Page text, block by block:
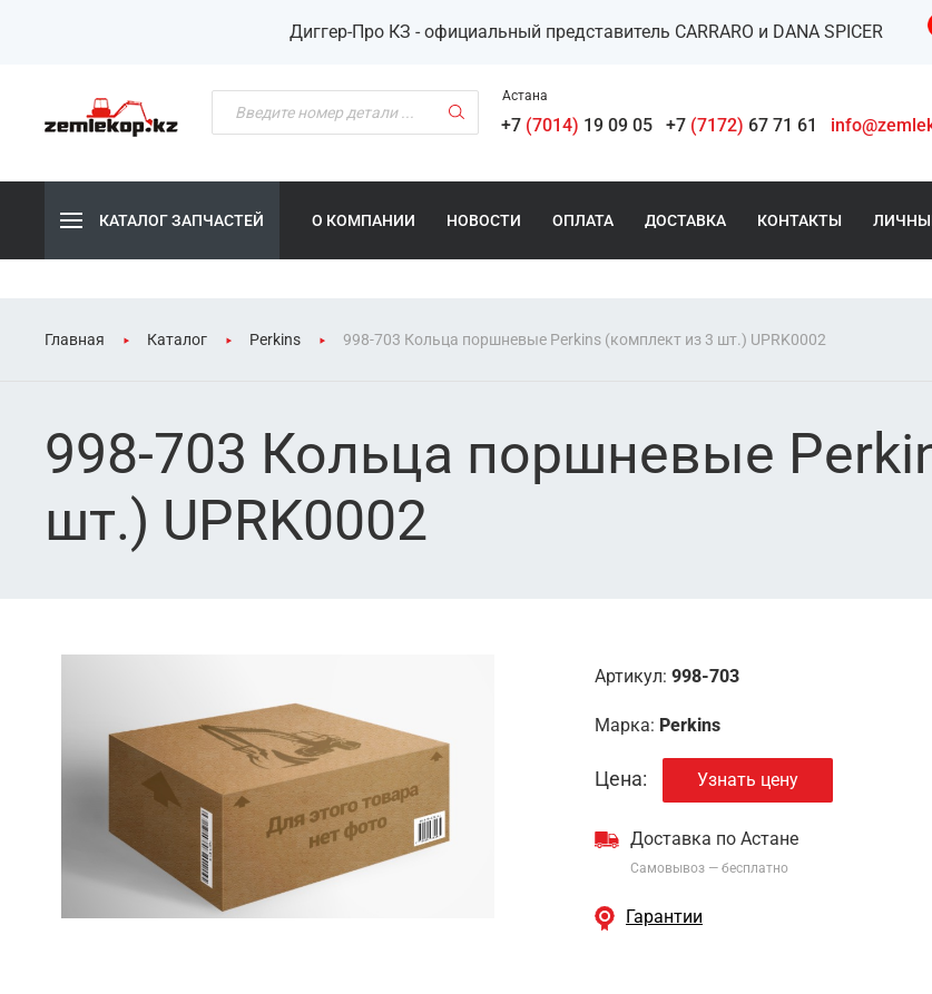
Диггер-Про КЗ - официальный представитель CARRARO и DANA SPICER
Астана
+7 (7014) 19 09 05 +7 (7172) 67 71 61
КАТАЛОГ ЗАПЧАСТЕЙ О КОМПАНИИ НОВОСТИ ОПЛАТА ДОСТАВКА КОНТАКТЫ
Главная Каталог Perkins 998-703 Кольца поршневые Perkins (комплект из 3 шт.) UPRK0002
998-703 Кольца поршневые
шт.) UPRK0002
Артикул: 998-703
Марка: Perkins
Цена: Узнать цену
Доставка по Астане
Самовывоз — бесплатно
Гарантии